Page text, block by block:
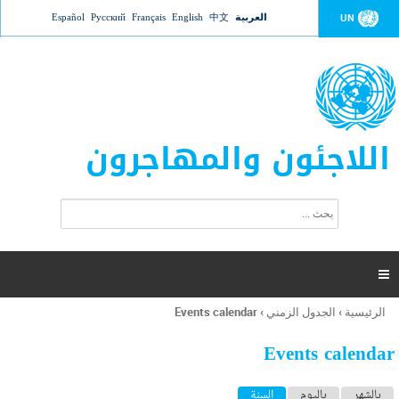
Jump to navigation UN العربية 中文
English
Français
Русский
Español
اللاجئون والمهاجرون
ت
ر
ل
ح
ب

أنت
هنا
الرئيسية › الجدول الزمني ›
Events calendar
Events calendar